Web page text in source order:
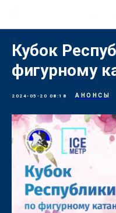
Кубок
фигурному
2024-05-20 08:18 АНОНСЫ